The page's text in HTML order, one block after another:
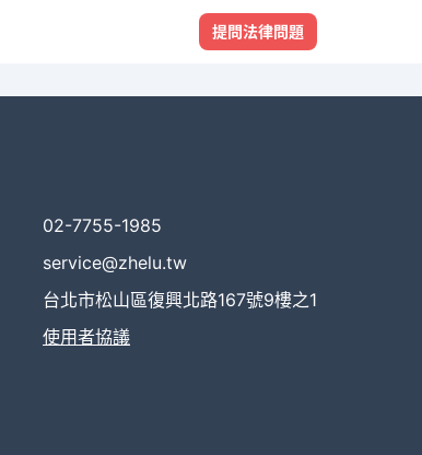
提問法律問題
02-7755-1985
service@zhelu.tw
台北市松山區復興北路167號9樓之1
使用者協議